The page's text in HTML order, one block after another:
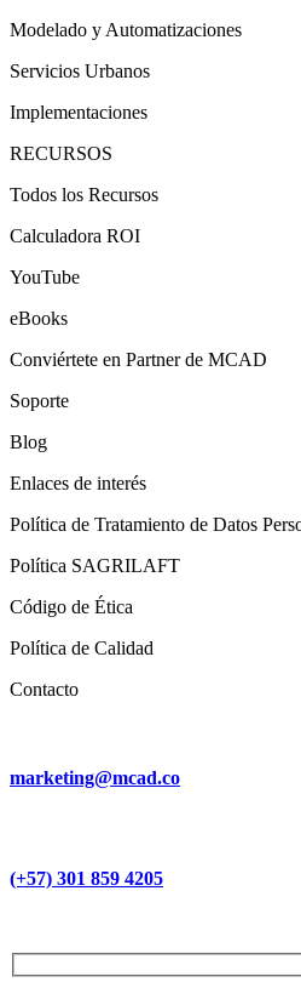
Modelado y Automatizaciones
Servicios Urbanos
Implementaciones
RECURSOS
Todos los Recursos
Calculadora ROI
YouTube
eBooks
Conviértete en Partner de MCAD
Soporte
Blog
Enlaces de interés
Política de Tratamiento de Datos
Política SAGRILAFT
Código de Ética
Política de Calidad
Contacto
marketing@mcad.co
(+57) 301 859 4205